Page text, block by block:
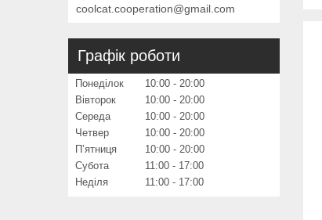
coolcat.cooperation@gmail.com
Графік роботи
Понеділок 10:00
20:00
Вівторок
10:00
20:00
Середа
10:00
20:00
Четвер
10:00
20:00
Пʼятниця
10:00
20:00
Субота
11:00
17:00
Неділя
11:00 17:00